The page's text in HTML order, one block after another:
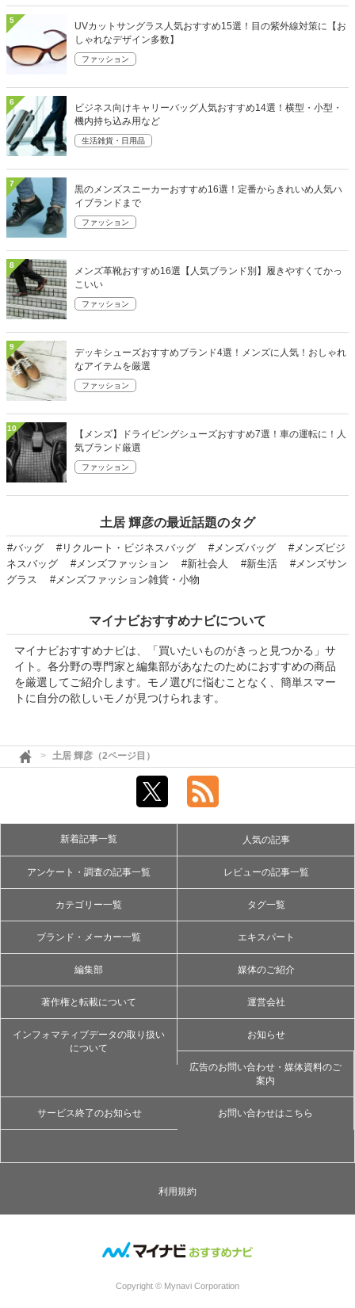
5
UVカットサングラス人気おすすめ15選！目の紫外線対策に【お
しゃれなデザイン多数】
ファッション
6
ビジネス向けキャリーバッグ人気おすすめ14選！横型・小型・
機内持ち込み用など
生活雑貨・日用品
7
黒のメンズスニーカーおすすめ16選！定番からきれいめ人気ハ
イブランドまで
ファッション
8
メンズ革靴おすすめ16選【人気ブランド別】履きやすくてかっ
こいい
ファッション
9
デッキシューズおすすめブランド4選！メンズに人気！おしゃれ
なアイテムを厳選
ファッション
10
【メンズ】ドライビングシューズおすすめ7選！車の運転に！人
気ブランド厳選
ファッション
土居 輝彦の最近話題のタグ
#バッグ #リクルート・ビジネスバッグ #メンズバッグ
#メンズビジ
ネスバッグ
#メンズファッション #新社会人 #新生活
#メンズサン
グラス
#メンズファッション雑貨・小物
マイナビおすすめナビについて
マイナビおすすめナビは、「買いたいものがきっと見つかる」サ
イト。各分野の専門家と編集部があなたのためにおすすめの商品
を厳選してご紹介します。モノ選びに悩むことなく、簡単スマー
トに自分の欲しいモノが見つけられます。
土居 輝彦（2ページ目）
新着記事一覧 人気の記事
アンケート・調査の記事一覧 レビューの記事一覧
カテゴリー一覧 タグ一覧
ブランド・メーカー一覧 エキスパート
編集部 媒体のご紹介
著作権と転載について 運営会社
インフォマティブデータの取り扱い
について
お知らせ
広告のお問い合わせ・媒体資料のご
案内
サービス終了のお知らせ お問い合わせはこちら
利用規約
Copyright © Mynavi Corporation